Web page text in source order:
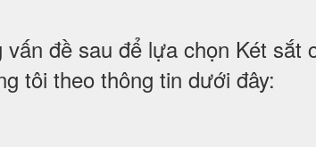
đề sau để lựa chọn Két sắt
tôi theo thông tin dưới đây: